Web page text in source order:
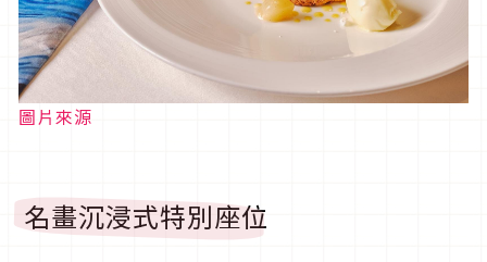
圖片來源
名畫沉浸式特別座位